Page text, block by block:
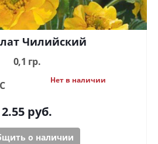
Чилийский
0,1 гр.
Нет в наличии
2.55 руб.
о наличии